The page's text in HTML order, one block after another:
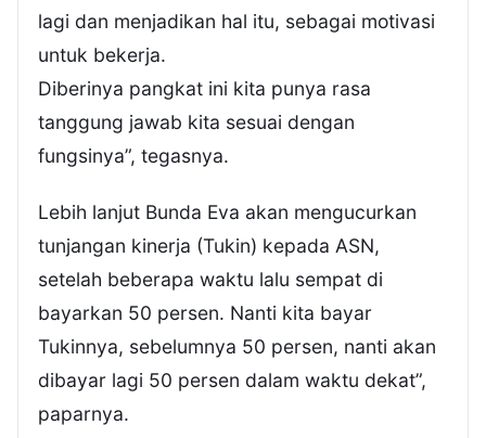
lagi dan menjadikan hal itu, sebagai motivasi
untuk bekerja.
Diberinya pangkat ini kita punya rasa
tanggung jawab kita sesuai dengan
fungsinya”, tegasnya.
Lebih lanjut Bunda Eva akan mengucurkan
tunjangan kinerja (Tukin) kepada ASN,
setelah beberapa waktu lalu sempat di
bayarkan 50 persen. Nanti kita bayar
Tukinnya, sebelumnya 50 persen, nanti akan
dibayar lagi 50 persen dalam waktu dekat”,
paparnya.